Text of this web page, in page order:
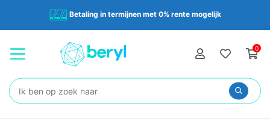
Betaling in termijnen met 0% rente mogelijk
0
Zoeken: